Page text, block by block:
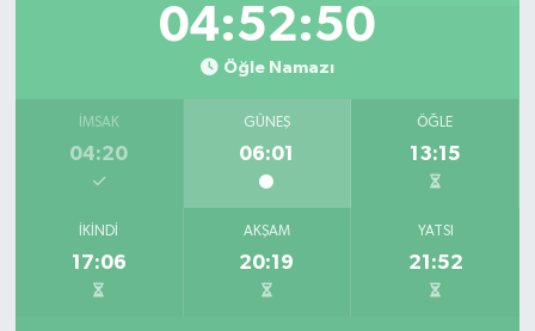
04:52:48
Öğle Namazı
İMSAK
04:20
GÜNEŞ
06:01
ÖĞLE
13:15
İKINDI
17:06
AKŞAM
20:19
YATSI
21:52